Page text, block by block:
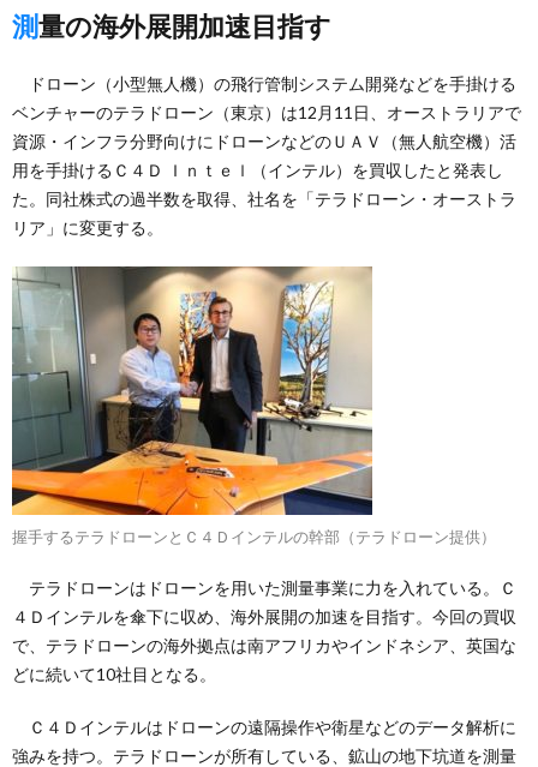
測量の海外展開加速目指す
ドローン（小型無人機）の飛行管制システム開発などを手掛ける
ベンチャーのテラドローン（東京）は12月11日、オーストラリアで
資源・インフラ分野向けにドローンなどのＵＡＶ（無人航空機）活
用を手掛けるＣ４Ｄ Ｉｎｔｅｌ（インテル）を買収したと発表し
た。同社株式の過半数を取得、社名を「テラドローン・オーストラ
リア」に変更する。
握手するテラドローンとＣ４Ｄインテルの幹部（テラドローン提供）
テラドローンはドローンを用いた測量事業に力を入れている。Ｃ
４Ｄインテルを傘下に収め、海外展開の加速を目指す。今回の買収
で、テラドローンの海外拠点は南アフリカやインドネシア、英国な
どに続いて10社目となる。
Ｃ４Ｄインテルはドローンの遠隔操作や衛星などのデータ解析に
強みを持つ。テラドローンが所有している、鉱山の地下坑道を測量